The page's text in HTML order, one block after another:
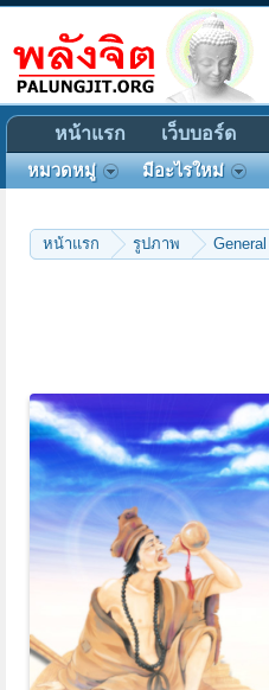
หน้าแรก รูปภาพ General
หน้าแรก เว็บบอร์ด
หมวดหมู่ มีอะไรใหม่